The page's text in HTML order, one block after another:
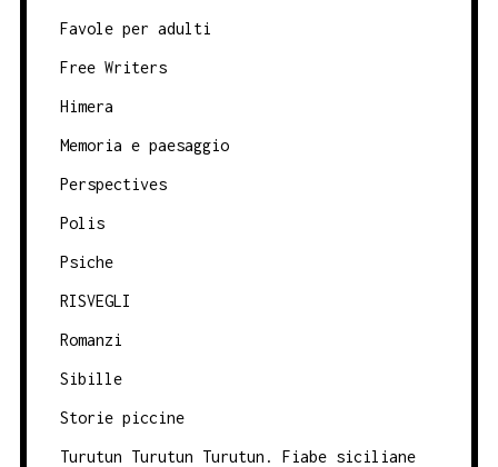
Favole per adulti
Free Writers
Himera
Memoria e paesaggio
Perspectives
Polis
Psiche
RISVEGLI
Romanzi
Sibille
Storie piccine
Turutun Turutun Turutun. Fiabe siciliane